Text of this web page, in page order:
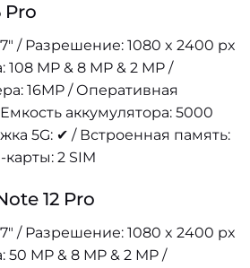
Pro
/ Разрешение: 1080 x 2400 px
MP & 8 MP & 2 MP /
16MP / Оперативная
аккумулятора: 5000
5G: ✔ / Встроенная память:
карты: 2 SIM
12 Pro
/ Разрешение: 1080 x 2400 px
MP & 8 MP & 2 MP /